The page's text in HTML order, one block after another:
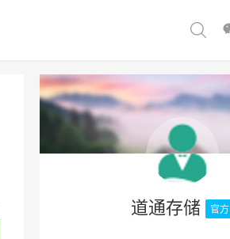
道通存储 官方